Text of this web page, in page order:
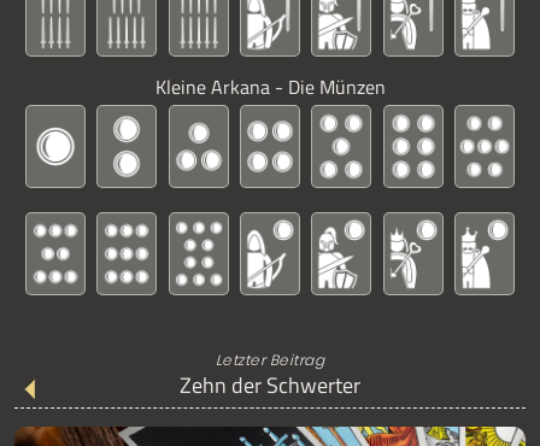
Kleine Arkana - Die Münzen
Letzter Beitrag
Zehn der Schwerter